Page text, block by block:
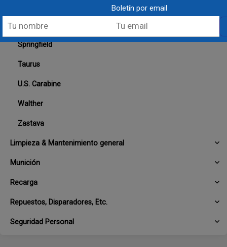
Smith & Wesson
Springfield
Taurus
U.S. Carabine
Walther
Zastava
Limpieza & Mantenimiento general
Munición
Recarga
Repuestos, Disparadores, Etc.
Seguridad Personal
Boletín por email